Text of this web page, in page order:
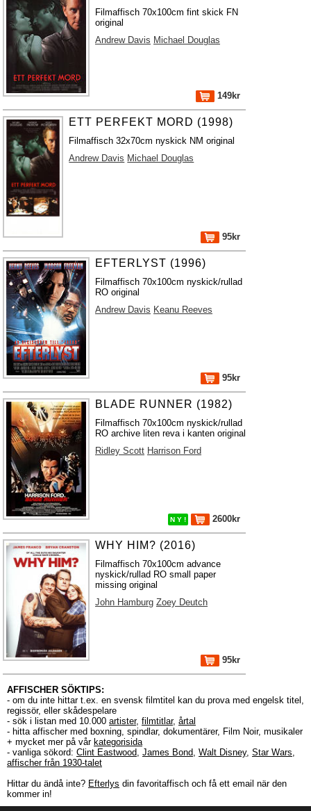
Filmaffisch 70x100cm fint skick FN
original
Andrew Davis Michael Douglas
149kr
ETT PERFEKT MORD (1998)
Filmaffisch 32x70cm nyskick NM original
Andrew Davis Michael Douglas
95kr
EFTERLYST (1996)
Filmaffisch 70x100cm nyskick/rullad
RO original
Andrew Davis Keanu Reeves
95kr
BLADE RUNNER (1982)
Filmaffisch 70x100cm nyskick/rullad
RO archive liten reva i kanten original
Ridley Scott Harrison Ford
N Y ! 2600kr
WHY HIM? (2016)
Filmaffisch 70x100cm advance
nyskick/rullad RO small paper
missing original
John Hamburg Zoey Deutch
95kr
AFFISCHER SÖKTIPS:
- om du inte hittar t.ex. en svensk filmtitel kan du prova med engelsk titel,
regissör, eller skådespelare
- sök i listan med 10.000 artister, filmtitlar, årtal
- hitta affischer med boxning, spindlar, dokumentärer, Film Noir, musikaler
+ mycket mer på vår kategorisida
- vanliga sökord: Clint Eastwood, James Bond, Walt Disney, Star Wars,
affischer från 1930-talet
Hittar du ändå inte? Efterlys din favoritaffisch och få ett email när den
kommer in!